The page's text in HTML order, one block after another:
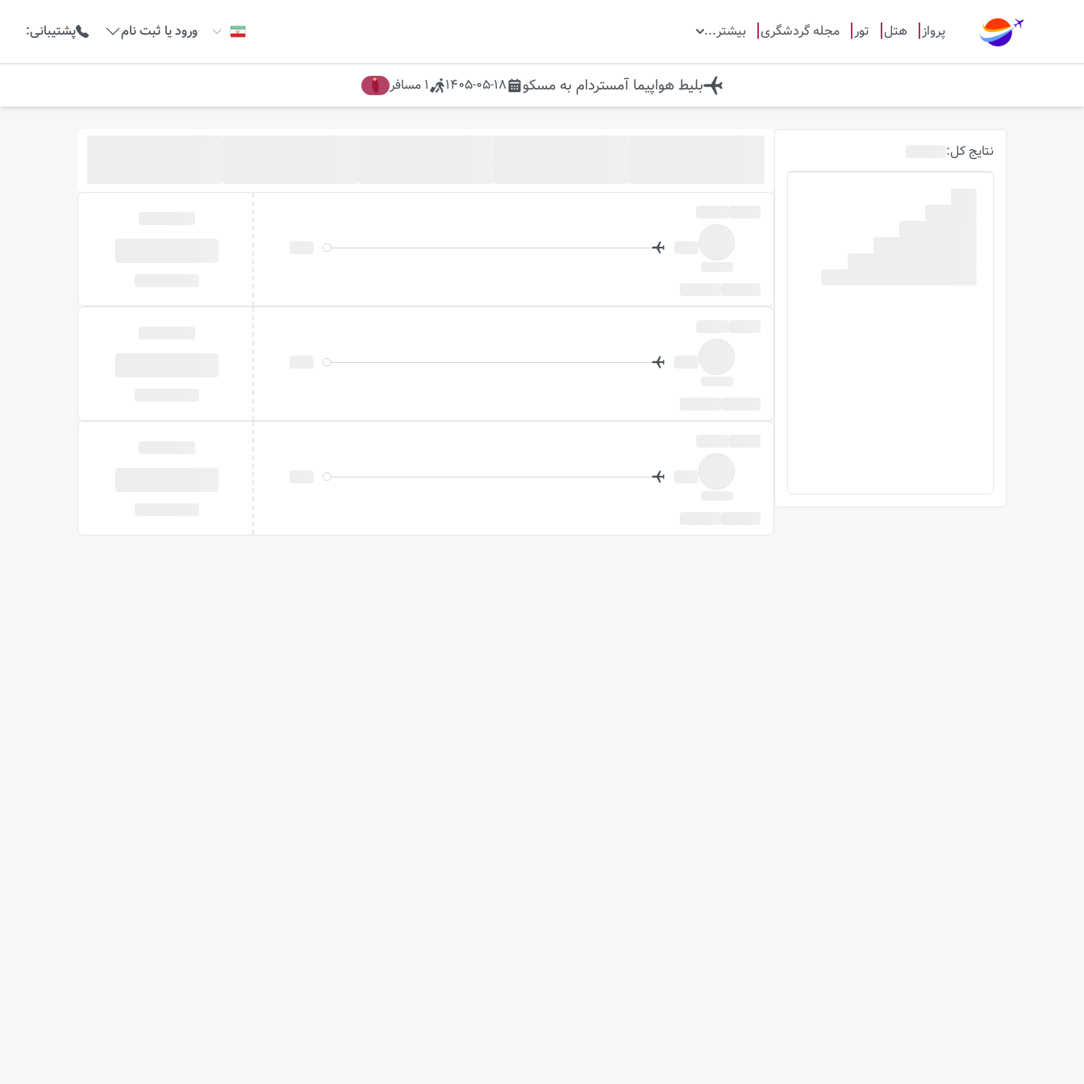
پرواز هتل تور مجله گردشگری بیشتر... ورود یا ثبت نام پشتیبانی:
بلیط هواپیما آمستردام به مسکو 1405-05-18
1 مسافر
نتایج کل: